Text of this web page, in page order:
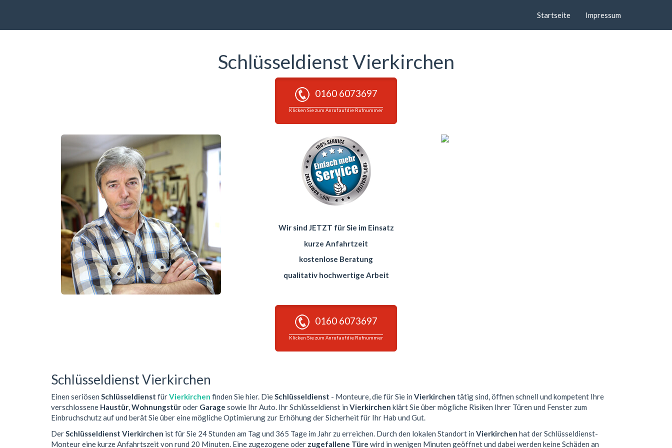
Startseite Impressum
Schlüsseldienst Vierkirchen
0160 6073697
Klicken Sie zum Anruf auf die Rufnummer
Wir sind JETZT für Sie im Einsatz
kurze Anfahrtzeit
kostenlose Beratung
qualitativ hochwertige Arbeit
0160 6073697
Klicken Sie zum Anruf auf die Rufnummer
Schlüsseldienst Vierkirchen
Einen seriösen Schlüsseldienst fürVierkirchen finden Sie hier. DieSchlüsseldienst - Monteure, die für Sie in Vierkirchen tätig sind, öffnen schnell und kompetent Ihre
verschlossene Haustür,Wohnungstüroder Garage sowie Ihr Auto. Ihr Schlüsseldienst in Vierkirchen klärt Sie über mögliche Risiken Ihrer Türen und Fenster zum
Einbruchschutz auf und berät Sie über eine mögliche Optimierung zur Erhöhung der Sicherheit für Ihr Hab und Gut.
DerSchlüsseldienst Vierkirchen ist für Sie 24 Stunden am Tag und 365 Tage im Jahr zu erreichen. Durch den lokalen Standort in Vierkirchen hat der Schlüsseldienst-
Monteur eine kurze Anfahrtszeit von rund 20 Minuten. Eine zugezogene oder zugefallene Türe wird in wenigen Minuten geöffnet und dabei werden keine Schäden an